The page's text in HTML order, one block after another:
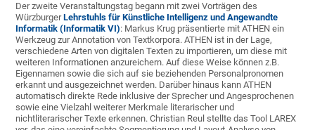
Der zweite Veranstaltungstag begann mit zwei Vorträgen des
WürzburgerLehrstuhls für Künstliche Intelligenz und Angewandte
Informatik (Informatik VI): Markus Krug präsentierte mit ATHEN ein
Werkzeug zur Annotation von Textkorpora. ATHEN ist in der Lage,
verschiedene Arten von digitalen Texten zu importieren, um diese mit
weiteren Informationen anzureichern. Auf diese Weise können z.B.
Eigennamen sowie die sich auf sie beziehenden Personalpronomen
erkannt und ausgezeichnet werden. Darüber hinaus kann ATHEN
automatisch direkte Rede inklusive der Sprecher und Angesprochenen
sowie eine Vielzahl weiterer Merkmale literarischer und
nichtliterarischer Texte erkennen. Christian Reul stellte das Tool LAREX